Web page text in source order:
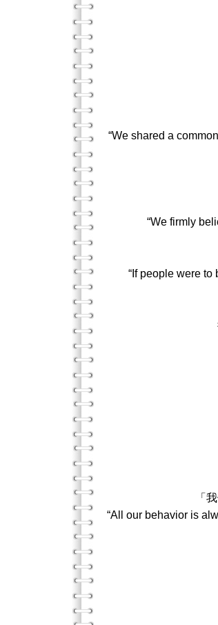
走出自卑
「每個人
“The
幼年失去父親
「我們都有興趣
“We shared a
兩人師生
「心理諮
“We firmly
自幼體弱膽小，
“If people were
從小就有焦慮與
探討後發現
“Stop it,
從療養院病
「如果我有
“When I get
治療理念不同，
愛的教育，有
「我們所有的行
“All our behavior is
帶著意義諮
「人生所有的
“What you
發展理論時遇到